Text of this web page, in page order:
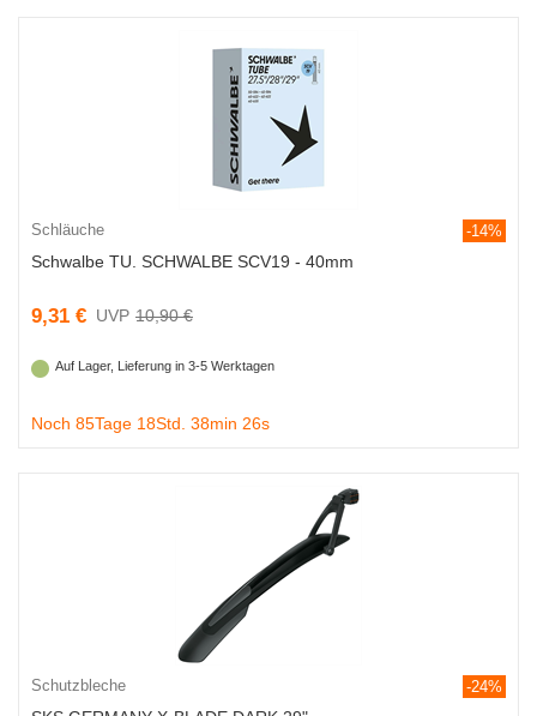
Schläuche -14%
Schwalbe TU. SCHWALBE SCV19 - 40mm
9,31 € 10,90 €
Auf Lager, Lieferung in 3-5 Werktagen
Noch 85Tage 18Std. 38min 25s
Schutzbleche -24%